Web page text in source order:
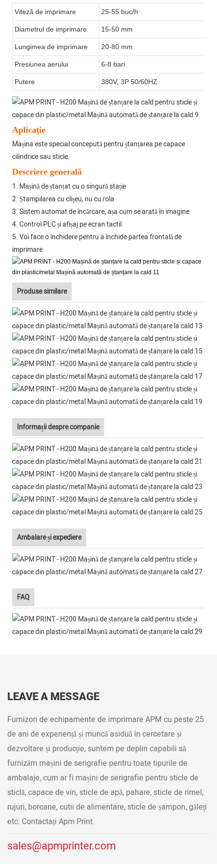
Viteză de imprimare 25-55 buc/h
Diametrul de imprimare 15-50 mm
Lungimea de imprimare 20-80 mm
Presiunea aerului 6-8 bari
Putere 380V, 3P 50/60HZ
Aplicație
Mașina este special concepută pentru ștanțarea pe capace
cilindrice sau sticle.
Descriere generală
1. Mașină de ștanțat cu o singură stație
2. Ștampilarea cu clișeu, nu cu rola
3. Sistem automat de încărcare, așa cum se arată în imagine
4. Control PLC și afișaj pe ecran tactil
5. Voi face o închidere pentru a închide partea frontală de
imprimare
Produse similare
Informații despre companie
Ambalare și expediere
FAQ
LEAVE A MESSAGE
Furnizori de echipamente de imprimare APM cu peste 25
de ani de experiență și muncă asiduă în cercetare și
dezvoltare și producție, suntem pe deplin capabili să
furnizăm mașini de serigrafie pentru toate tipurile de
ambalaje, cum ar fi mașini de serigrafie pentru sticle de
sticlă, capace de vin, sticle de apă, pahare, sticle de rimel,
rujuri, borcane, cutii de alimentare, sticle de șampon, găleți
etc. Contactați Apm Print.
sales@apmprinter.com